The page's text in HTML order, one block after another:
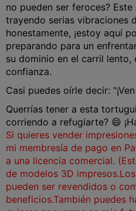
no pueden ser feroces?
trayendo serias vibraciones
honestamente, ¡estoy aquí
preparando para un
su dominio en el carril lento,
confianza.
Casi puedes oírle decir:
Querrías tener a esta
corriendo a refugiarte? 😄
Si quieres vender
mi membresía de pago en
a una licencia comercial.
de modelos 3D impresos.
pueden ser revendidos o
beneficios.También puedes